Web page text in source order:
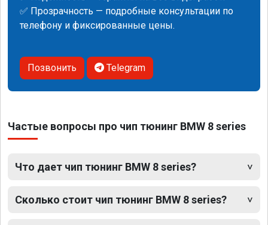
✅ Прозрачность — подробные консультации по
телефону и фиксированные цены.
Позвонить Telegram
Частые вопросы про чип тюнинг BMW 8 series
Что дает чип тюнинг BMW 8 series?
Сколько стоит чип тюнинг BMW 8 series?